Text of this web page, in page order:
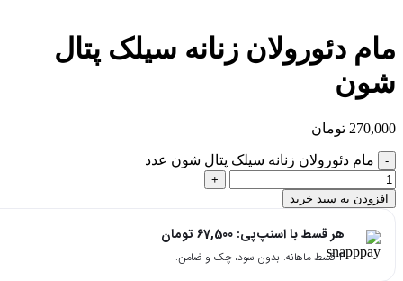
مام دئورولان زنانه سیلک پتال
شون
270,000 تومان
مام دئورولان زنانه سیلک پتال شون عدد
افزودن به سبد خرید
هر قسط با اسنپ‌پی: 67,500 تومان
۴ قسط ماهانه. بدون سود، چک و ضامن.